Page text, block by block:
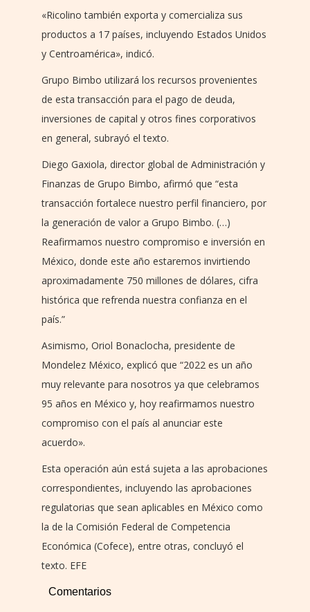
«Ricolino también exporta y comercializa sus
productos a 17 países, incluyendo Estados Unidos
y Centroamérica», indicó.
Grupo Bimbo utilizará los recursos provenientes
de esta transacción para el pago de deuda,
inversiones de capital y otros fines corporativos
en general, subrayó el texto.
Diego Gaxiola, director global de Administración y
Finanzas de Grupo Bimbo, afirmó que “esta
transacción fortalece nuestro perfil financiero, por
la generación de valor a Grupo Bimbo. (…)
Reafirmamos nuestro compromiso e inversión en
México, donde este año estaremos invirtiendo
aproximadamente 750 millones de dólares, cifra
histórica que refrenda nuestra confianza en el
país.”
Asimismo, Oriol Bonaclocha, presidente de
Mondelez México, explicó que “2022 es un año
muy relevante para nosotros ya que celebramos
95 años en México y, hoy reafirmamos nuestro
compromiso con el país al anunciar este
acuerdo».
Esta operación aún está sujeta a las aprobaciones
correspondientes, incluyendo las aprobaciones
regulatorias que sean aplicables en México como
la de la Comisión Federal de Competencia
Económica (Cofece), entre otras, concluyó el
texto. EFE
Comentarios